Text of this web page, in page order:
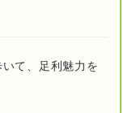
て、足利魅力を